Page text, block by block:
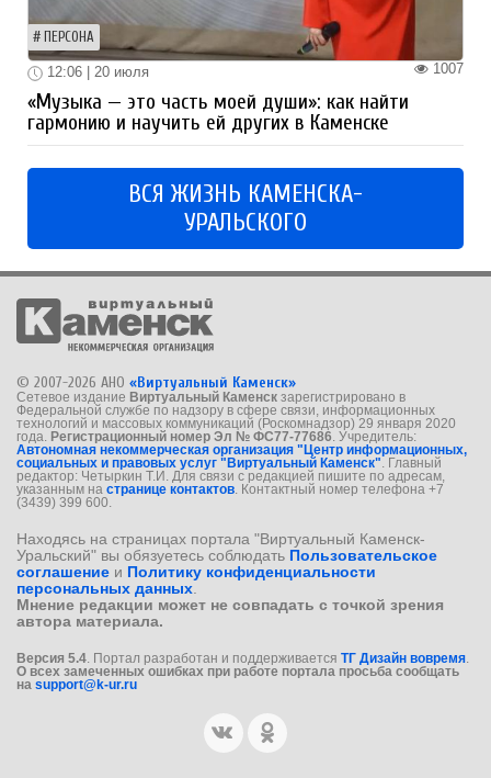
ПЕРСОНА
1007
12:06 | 20 июля
«Музыка — это часть моей души»: как найти
гармонию и научить ей других в Каменске
ВСЯ ЖИЗНЬ КАМЕНСКА-
УРАЛЬСКОГО
© 2007-2026 АНО «Виртуальный Каменск»
Сетевое издание Виртуальный Каменск зарегистрировано в
Федеральной службе по надзору в сфере связи, информационных
технологий и массовых коммуникаций (Роскомнадзор) 29 января 2020
года. Регистрационный номер Эл № ФС77-77686 . Учредитель:
Автономная некоммерческая организация "Центр информационных,
социальных и правовых услуг "Виртуальный Каменск" . Главный
редактор: Четыркин Т.И. Для связи с редакцией пишите по адресам,
указанным на странице контактов . Контактный номер телефона +7
(3439) 399 600.
Находясь на страницах портала "Виртуальный Каменск-
Уральский" вы обязуетесь соблюдать Пользовательское
соглашение и Политику конфиденциальности
персональных данных
Мнение редакции может не совпадать с точкой зрения
автора материала.
Версия 5.4 . Портал разработан и поддерживается ТГ Дизайн вовремя
О всех замеченных ошибках при работе портала просьба сообщать
на support@k-ur.ru